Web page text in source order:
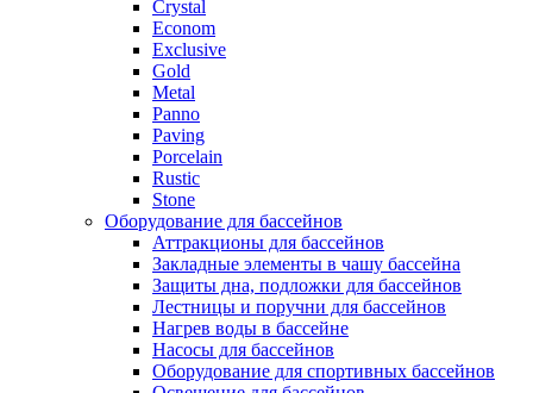
Crystal
Econom
Exclusive
Gold
Metal
Panno
Paving
Porcelain
Rustic
Stone
Оборудование для бассейнов
Аттракционы для бассейнов
Закладные элементы в чашу бассейна
Защиты дна, подложки для бассейнов
Лестницы и поручни для бассейнов
Нагрев воды в бассейне
Насосы для бассейнов
Оборудование для спортивных бассейнов